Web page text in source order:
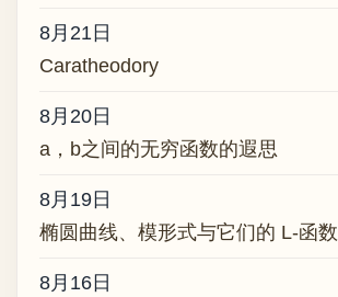
8月21日
Caratheodory
8月20日
a，b之间的无穷函数的遐思
8月19日
椭圆曲线、模形式与它们的 L-函数
8月16日